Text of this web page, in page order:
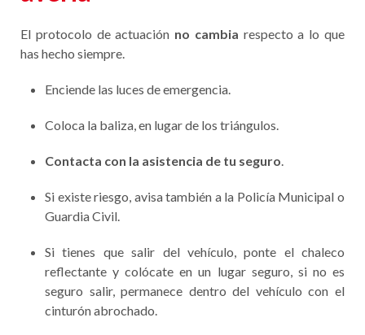
El protocolo de actuación no cambia respecto a lo que
has hecho siempre.
Enciende las luces de emergencia.
Coloca la baliza, en lugar de los triángulos.
Contacta con la asistencia de tu seguro.
Si existe riesgo, avisa también a la Policía Municipal o
Guardia Civil.
Si tienes que salir del vehículo, ponte el chaleco
reflectante y colócate en un lugar seguro, si no es
seguro salir, permanece dentro del vehículo con el
cinturón abrochado.